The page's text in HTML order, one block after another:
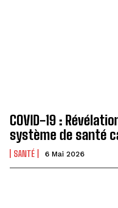
COVID-19 :
système de santé
SANTÉ 6 Mai 2026